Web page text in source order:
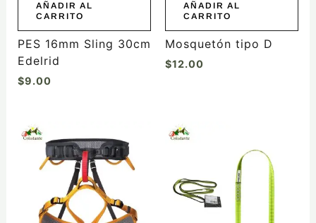
AÑADIR AL
CARRITO
PES 16mm Sling 30cm
Edelrid
$9.00
AÑADIR AL
CARRITO
Mosquetón tipo D
$12.00